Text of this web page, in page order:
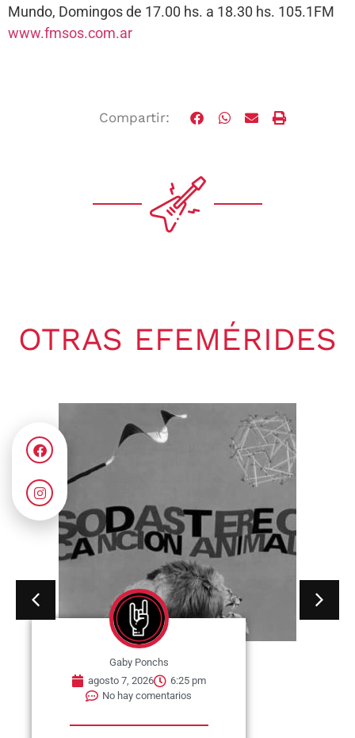
Mundo, Domingos de 17.00 hs. a 18.30 hs. 105.1FM
www.fmsos.com.ar
Compartir:
OTRAS EFEMÉRIDES
Gaby Ponchs
agosto 7, 2026
6:25 pm
No hay comentarios